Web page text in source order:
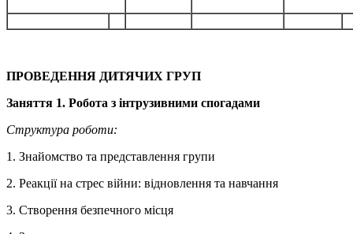
ПРОВЕДЕННЯ ДИТЯЧИХ ГРУП
Заняття 1. Робота з інтрузивними спогадами
Структура роботи:
1. Знайомство та представлення групи
2. Реакції на стрес війни: відновлення та навчання
3. Створення безпечного місця